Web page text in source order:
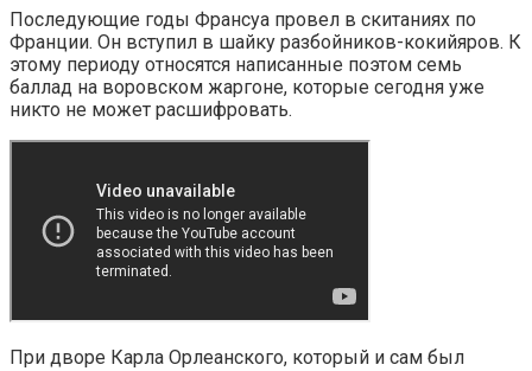
Последующие годы Франсуа провел в скитаниях по
Франции. Он вступил в шайку разбойников-кокийяров. К
этому периоду относятся написанные поэтом семь
баллад на воровском жаргоне, которые сегодня уже
никто не может расшифровать.
При дворе Карла Орлеанского, который и сам был